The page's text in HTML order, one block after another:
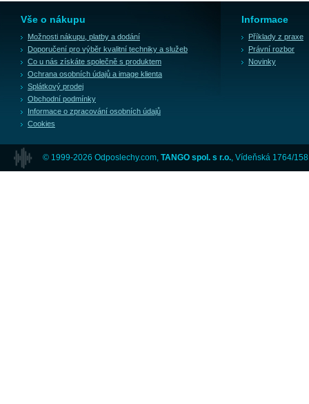
Vše o nákupu
Možnosti nákupu, platby a dodání
Doporučení pro výběr kvalitní techniky a služeb
Co u nás získáte společně s produktem
Ochrana osobních údajů a image klienta
Splátkový prodej
Obchodní podmínky
Informace o zpracování osobních údajů
Cookies
Informace
Příklady z praxe
Právní rozbor
Novinky
© 1999-2026 Odposlechy.com, TANGO spol. s r.o. , Vídeňská 1764/